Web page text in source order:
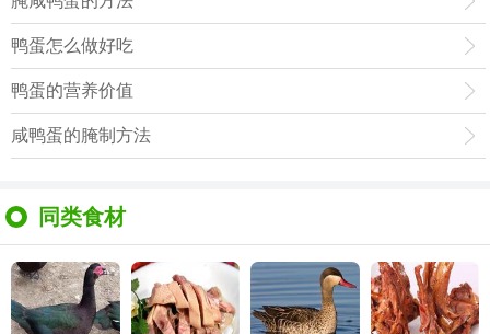
鸭蛋怎么做好吃
鸭蛋的营养价值
咸鸭蛋的腌制方法
同类食材